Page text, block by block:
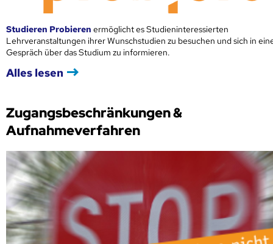
Studieren Probieren ermöglicht es Studieninteressierten
Lehrveranstaltungen ihrer Wunschstudien zu besuchen und sich in
Gespräch über das Studium zu informieren.
Alles lesen
Zugangsbeschränkungen &
Aufnahmeverfahren